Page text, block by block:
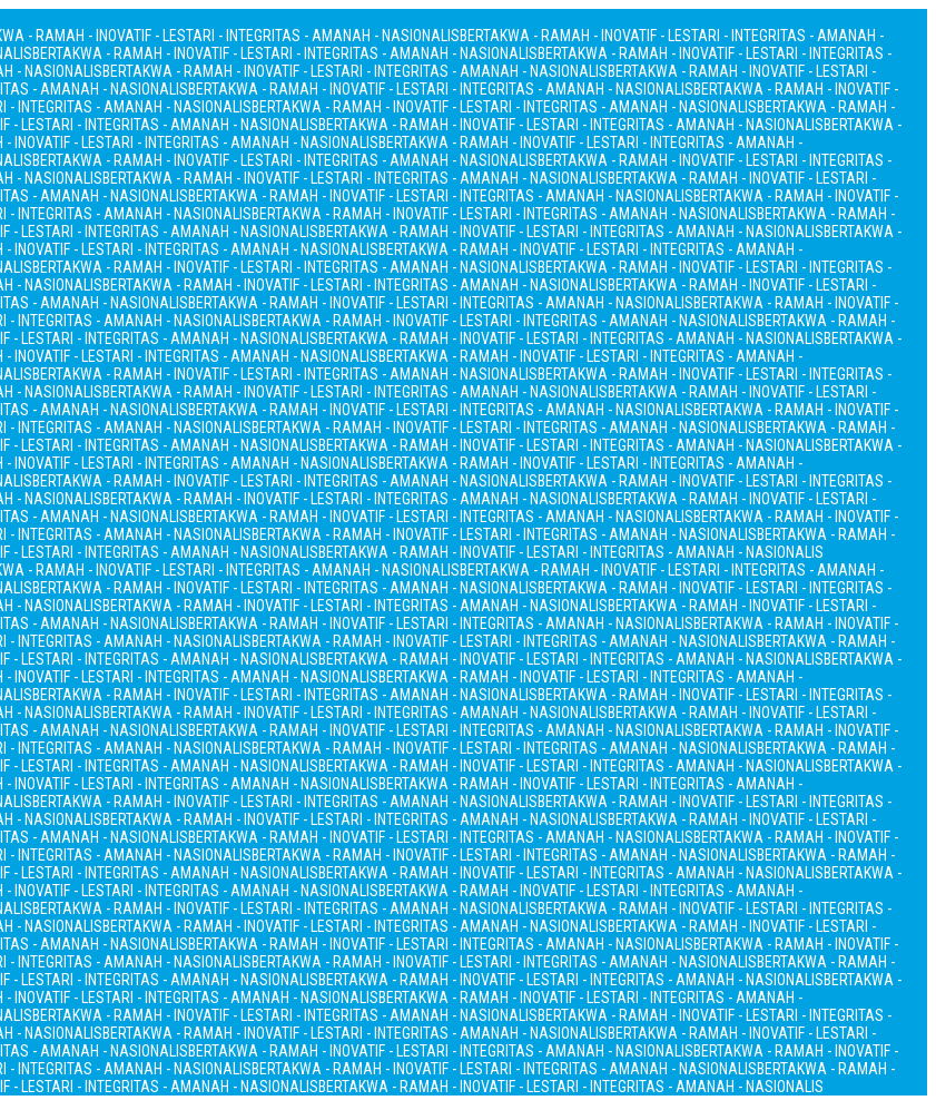
- RAMAH - INOVATIF - LESTARI - INTEGRITAS - AMANAH - NASIONALISBERTAKWA - RAMAH - INOVATIF - LESTARI - INTEGRITAS - AMANAH -
BERTAKWA - RAMAH - INOVATIF - LESTARI - INTEGRITAS - AMANAH - NASIONALISBERTAKWA - RAMAH - INOVATIF - LESTARI - INTEGRITAS -
- NASIONALISBERTAKWA - RAMAH - INOVATIF - LESTARI - INTEGRITAS - AMANAH - NASIONALISBERTAKWA - RAMAH - INOVATIF - LESTARI -
- AMANAH - NASIONALISBERTAKWA - RAMAH - INOVATIF - LESTARI - INTEGRITAS - AMANAH - NASIONALISBERTAKWA - RAMAH - INOVATIF -
- INTEGRITAS - AMANAH - NASIONALISBERTAKWA - RAMAH - INOVATIF - LESTARI - INTEGRITAS - AMANAH - NASIONALISBERTAKWA - RAMAH -
- LESTARI - INTEGRITAS - AMANAH - NASIONALISBERTAKWA - RAMAH - INOVATIF - LESTARI - INTEGRITAS - AMANAH - NASIONALISBERTAKWA -
- INOVATIF - LESTARI - INTEGRITAS - AMANAH - NASIONALISBERTAKWA - RAMAH - INOVATIF - LESTARI - INTEGRITAS - AMANAH -
BERTAKWA - RAMAH - INOVATIF - LESTARI - INTEGRITAS - AMANAH - NASIONALISBERTAKWA - RAMAH - INOVATIF - LESTARI - INTEGRITAS -
- NASIONALISBERTAKWA - RAMAH - INOVATIF - LESTARI - INTEGRITAS - AMANAH - NASIONALISBERTAKWA - RAMAH - INOVATIF - LESTARI -
- AMANAH - NASIONALISBERTAKWA - RAMAH - INOVATIF - LESTARI - INTEGRITAS - AMANAH - NASIONALISBERTAKWA - RAMAH - INOVATIF -
- INTEGRITAS - AMANAH - NASIONALISBERTAKWA - RAMAH - INOVATIF - LESTARI - INTEGRITAS - AMANAH - NASIONALISBERTAKWA - RAMAH -
- LESTARI - INTEGRITAS - AMANAH - NASIONALISBERTAKWA - RAMAH - INOVATIF - LESTARI - INTEGRITAS - AMANAH - NASIONALISBERTAKWA -
- INOVATIF - LESTARI - INTEGRITAS - AMANAH - NASIONALISBERTAKWA - RAMAH - INOVATIF - LESTARI - INTEGRITAS - AMANAH -
BERTAKWA - RAMAH - INOVATIF - LESTARI - INTEGRITAS - AMANAH - NASIONALISBERTAKWA - RAMAH - INOVATIF - LESTARI - INTEGRITAS -
- NASIONALISBERTAKWA - RAMAH - INOVATIF - LESTARI - INTEGRITAS - AMANAH - NASIONALISBERTAKWA - RAMAH - INOVATIF - LESTARI -
- AMANAH - NASIONALISBERTAKWA - RAMAH - INOVATIF - LESTARI - INTEGRITAS - AMANAH - NASIONALISBERTAKWA - RAMAH - INOVATIF -
- INTEGRITAS - AMANAH - NASIONALISBERTAKWA - RAMAH - INOVATIF - LESTARI - INTEGRITAS - AMANAH - NASIONALISBERTAKWA - RAMAH -
- LESTARI - INTEGRITAS - AMANAH - NASIONALISBERTAKWA - RAMAH - INOVATIF - LESTARI - INTEGRITAS - AMANAH - NASIONALISBERTAKWA -
- INOVATIF - LESTARI - INTEGRITAS - AMANAH - NASIONALISBERTAKWA - RAMAH - INOVATIF - LESTARI - INTEGRITAS - AMANAH -
BERTAKWA - RAMAH - INOVATIF - LESTARI - INTEGRITAS - AMANAH - NASIONALISBERTAKWA - RAMAH - INOVATIF - LESTARI - INTEGRITAS -
- NASIONALISBERTAKWA - RAMAH - INOVATIF - LESTARI - INTEGRITAS - AMANAH - NASIONALISBERTAKWA - RAMAH - INOVATIF - LESTARI -
- AMANAH - NASIONALISBERTAKWA - RAMAH - INOVATIF - LESTARI - INTEGRITAS - AMANAH - NASIONALISBERTAKWA - RAMAH - INOVATIF -
- INTEGRITAS - AMANAH - NASIONALISBERTAKWA - RAMAH - INOVATIF - LESTARI - INTEGRITAS - AMANAH - NASIONALISBERTAKWA - RAMAH -
- LESTARI - INTEGRITAS - AMANAH - NASIONALISBERTAKWA - RAMAH - INOVATIF - LESTARI - INTEGRITAS - AMANAH - NASIONALISBERTAKWA -
- INOVATIF - LESTARI - INTEGRITAS - AMANAH - NASIONALISBERTAKWA - RAMAH - INOVATIF - LESTARI - INTEGRITAS - AMANAH -
BERTAKWA - RAMAH - INOVATIF - LESTARI - INTEGRITAS - AMANAH - NASIONALISBERTAKWA - RAMAH - INOVATIF - LESTARI - INTEGRITAS -
- NASIONALISBERTAKWA - RAMAH - INOVATIF - LESTARI - INTEGRITAS - AMANAH - NASIONALISBERTAKWA - RAMAH - INOVATIF - LESTARI -
- AMANAH - NASIONALISBERTAKWA - RAMAH - INOVATIF - LESTARI - INTEGRITAS - AMANAH - NASIONALISBERTAKWA - RAMAH - INOVATIF -
- INTEGRITAS - AMANAH - NASIONALISBERTAKWA - RAMAH - INOVATIF - LESTARI - INTEGRITAS - AMANAH - NASIONALISBERTAKWA - RAMAH -
- LESTARI - INTEGRITAS - AMANAH - NASIONALISBERTAKWA - RAMAH - INOVATIF - LESTARI - INTEGRITAS - AMANAH - NASIONALIS
- RAMAH - INOVATIF - LESTARI - INTEGRITAS - AMANAH - NASIONALISBERTAKWA - RAMAH - INOVATIF - LESTARI - INTEGRITAS - AMANAH -
BERTAKWA - RAMAH - INOVATIF - LESTARI - INTEGRITAS - AMANAH - NASIONALISBERTAKWA - RAMAH - INOVATIF - LESTARI - INTEGRITAS -
- NASIONALISBERTAKWA - RAMAH - INOVATIF - LESTARI - INTEGRITAS - AMANAH - NASIONALISBERTAKWA - RAMAH - INOVATIF - LESTARI -
- AMANAH - NASIONALISBERTAKWA - RAMAH - INOVATIF - LESTARI - INTEGRITAS - AMANAH - NASIONALISBERTAKWA - RAMAH - INOVATIF -
- INTEGRITAS - AMANAH - NASIONALISBERTAKWA - RAMAH - INOVATIF - LESTARI - INTEGRITAS - AMANAH - NASIONALISBERTAKWA - RAMAH -
- LESTARI - INTEGRITAS - AMANAH - NASIONALISBERTAKWA - RAMAH - INOVATIF - LESTARI - INTEGRITAS - AMANAH - NASIONALISBERTAKWA -
- INOVATIF - LESTARI - INTEGRITAS - AMANAH - NASIONALISBERTAKWA - RAMAH - INOVATIF - LESTARI - INTEGRITAS - AMANAH -
BERTAKWA - RAMAH - INOVATIF - LESTARI - INTEGRITAS - AMANAH - NASIONALISBERTAKWA - RAMAH - INOVATIF - LESTARI - INTEGRITAS -
- NASIONALISBERTAKWA - RAMAH - INOVATIF - LESTARI - INTEGRITAS - AMANAH - NASIONALISBERTAKWA - RAMAH - INOVATIF - LESTARI -
- AMANAH - NASIONALISBERTAKWA - RAMAH - INOVATIF - LESTARI - INTEGRITAS - AMANAH - NASIONALISBERTAKWA - RAMAH - INOVATIF -
- INTEGRITAS - AMANAH - NASIONALISBERTAKWA - RAMAH - INOVATIF - LESTARI - INTEGRITAS - AMANAH - NASIONALISBERTAKWA - RAMAH -
- LESTARI - INTEGRITAS - AMANAH - NASIONALISBERTAKWA - RAMAH - INOVATIF - LESTARI - INTEGRITAS - AMANAH - NASIONALISBERTAKWA -
- INOVATIF - LESTARI - INTEGRITAS - AMANAH - NASIONALISBERTAKWA - RAMAH - INOVATIF - LESTARI - INTEGRITAS - AMANAH -
BERTAKWA - RAMAH - INOVATIF - LESTARI - INTEGRITAS - AMANAH - NASIONALISBERTAKWA - RAMAH - INOVATIF - LESTARI - INTEGRITAS -
- NASIONALISBERTAKWA - RAMAH - INOVATIF - LESTARI - INTEGRITAS - AMANAH - NASIONALISBERTAKWA - RAMAH - INOVATIF - LESTARI -
- AMANAH - NASIONALISBERTAKWA - RAMAH - INOVATIF - LESTARI - INTEGRITAS - AMANAH - NASIONALISBERTAKWA - RAMAH - INOVATIF -
- INTEGRITAS - AMANAH - NASIONALISBERTAKWA - RAMAH - INOVATIF - LESTARI - INTEGRITAS - AMANAH - NASIONALISBERTAKWA - RAMAH -
- LESTARI - INTEGRITAS - AMANAH - NASIONALISBERTAKWA - RAMAH - INOVATIF - LESTARI - INTEGRITAS - AMANAH - NASIONALISBERTAKWA -
- INOVATIF - LESTARI - INTEGRITAS - AMANAH - NASIONALISBERTAKWA - RAMAH - INOVATIF - LESTARI - INTEGRITAS - AMANAH -
BERTAKWA - RAMAH - INOVATIF - LESTARI - INTEGRITAS - AMANAH - NASIONALISBERTAKWA - RAMAH - INOVATIF - LESTARI - INTEGRITAS -
- NASIONALISBERTAKWA - RAMAH - INOVATIF - LESTARI - INTEGRITAS - AMANAH - NASIONALISBERTAKWA - RAMAH - INOVATIF - LESTARI -
- AMANAH - NASIONALISBERTAKWA - RAMAH - INOVATIF - LESTARI - INTEGRITAS - AMANAH - NASIONALISBERTAKWA - RAMAH - INOVATIF -
- INTEGRITAS - AMANAH - NASIONALISBERTAKWA - RAMAH - INOVATIF - LESTARI - INTEGRITAS - AMANAH - NASIONALISBERTAKWA - RAMAH -
- LESTARI - INTEGRITAS - AMANAH - NASIONALISBERTAKWA - RAMAH - INOVATIF - LESTARI - INTEGRITAS - AMANAH - NASIONALISBERTAKWA -
- INOVATIF - LESTARI - INTEGRITAS - AMANAH - NASIONALISBERTAKWA - RAMAH - INOVATIF - LESTARI - INTEGRITAS - AMANAH -
BERTAKWA - RAMAH - INOVATIF - LESTARI - INTEGRITAS - AMANAH - NASIONALISBERTAKWA - RAMAH - INOVATIF - LESTARI - INTEGRITAS -
- NASIONALISBERTAKWA - RAMAH - INOVATIF - LESTARI - INTEGRITAS - AMANAH - NASIONALISBERTAKWA - RAMAH - INOVATIF - LESTARI -
- AMANAH - NASIONALISBERTAKWA - RAMAH - INOVATIF - LESTARI - INTEGRITAS - AMANAH - NASIONALISBERTAKWA - RAMAH - INOVATIF -
- INTEGRITAS - AMANAH - NASIONALISBERTAKWA - RAMAH - INOVATIF - LESTARI - INTEGRITAS - AMANAH - NASIONALISBERTAKWA - RAMAH -
- LESTARI - INTEGRITAS - AMANAH - NASIONALISBERTAKWA - RAMAH - INOVATIF - LESTARI - INTEGRITAS - AMANAH - NASIONALIS